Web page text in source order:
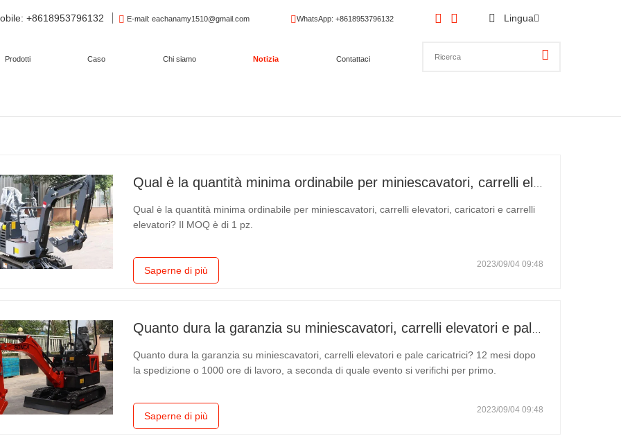
Prodotti Caso Chi siamo Notizia Contattaci
: +8618953796132 E-mail: eachanamy1510@gmail.com WhatsApp: +8618953796132 Lingua
Qual è la quantità minima ordinabile per miniescavatori, carrelli elevatori, caricatori e carrelli
elevatori? Il MOQ è di 1 pz.
Saperne di più
2023/09/04 09:48
Quanto dura la garanzia su miniescavatori, carrelli elevatori e pale caricatrici? 12 mesi dopo
la spedizione o 1000 ore di lavoro, a seconda di quale evento si verifichi per primo.
Saperne di più
2023/09/04 09:48